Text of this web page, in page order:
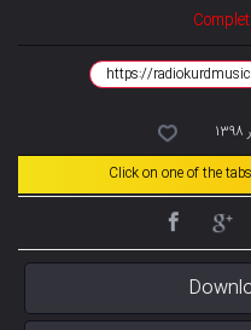
Click on one of the